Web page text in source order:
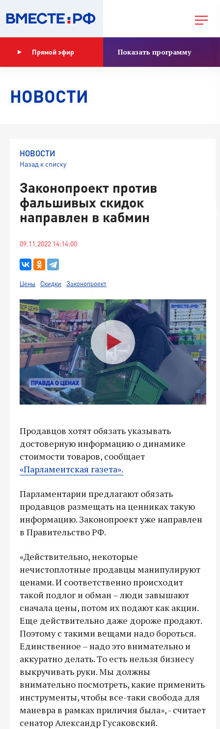
Прямой эфир Показать программу
НОВОСТИ
НОВОСТИ
Назад к списку
Законопроект против
фальшивых скидок
направлен в кабмин
09.11.2022 14:14:00
Цены Скидки Законопроект
Продавцов хотят обязать указывать
достоверную информацию о динамике
стоимости товаров, сообщает
«Парламентская газета».
Парламентарии предлагают обязать
продавцов размещать на ценниках такую
информацию. Законопроект уже направлен
в Правительство РФ.
«Действительно, некоторые
нечистоплотные продавцы манипулируют
ценами. И соответственно происходит
такой подлог и обман – люди завышают
сначала цены, потом их подают как акции.
Еще действительно даже дороже продают.
Поэтому с такими вещами надо бороться.
Единственное – надо это внимательно и
аккуратно делать. То есть нельзя бизнесу
выкручивать руки. Мы должны
внимательно посмотреть, какие применить
инструменты, чтобы все-таки свобода для
маневра в рамках приличия была», - считает
сенатор Александр Гусаковский.